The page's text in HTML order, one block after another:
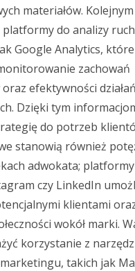
materiałów.
platformy do analizy
Google Analytics, które
zachowań
efektywności działań
Dzięki tym
do potrzeb
stanowią również
adwokata;
czy LinkedIn
klientami
wokół marki.
korzystanie z
takich jak